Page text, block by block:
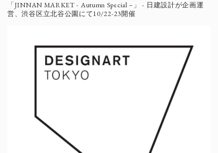
「JINNAN MARKET - Autumn Special –」 - 日建設計が企画運
営、渋谷区立北谷公園にて10/22-23開催